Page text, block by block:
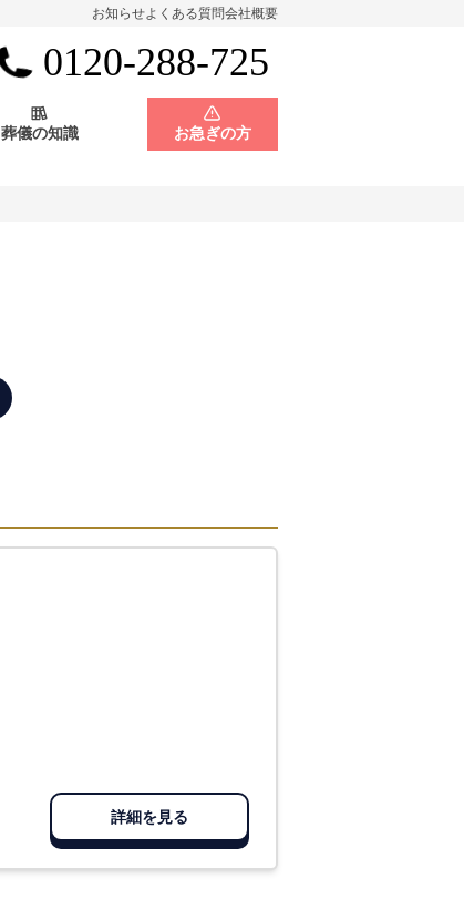
お知らせよくある質問会社概要
0120-288-725
葬儀の知識 お急ぎの方
会員制度
神奈川県
詳細を見る